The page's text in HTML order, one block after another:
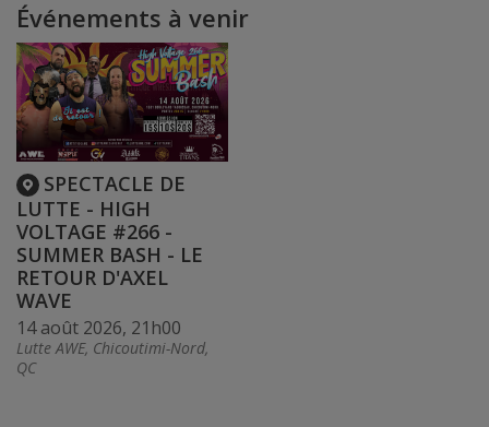
Événements à venir
SPECTACLE DE
LUTTE - HIGH
VOLTAGE #266 -
SUMMER BASH - LE
RETOUR D'AXEL
WAVE
14 août 2026, 21h00
Lutte AWE, Chicoutimi-Nord,
QC